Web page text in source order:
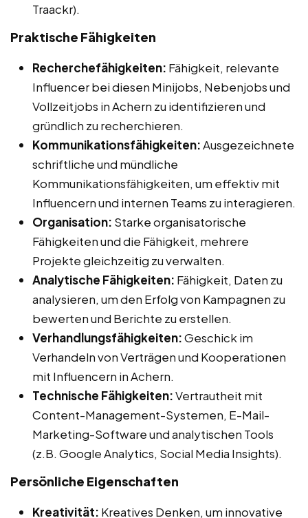
Traackr).
Praktische Fähigkeiten
Recherchefähigkeiten: Fähigkeit, relevante
Influencer bei diesen Minijobs, Nebenjobs und
Vollzeitjobs in Achern zu identifizieren und
gründlich zu recherchieren.
Kommunikationsfähigkeiten:Ausgezeichnete
schriftliche und mündliche
Kommunikationsfähigkeiten, um effektiv mit
Influencern und internen Teams zu interagieren.
Organisation: Starke organisatorische
Fähigkeiten und die Fähigkeit, mehrere
Projekte gleichzeitig zu verwalten.
Analytische Fähigkeiten: Fähigkeit, Daten zu
analysieren, um den Erfolg von Kampagnen zu
bewerten und Berichte zu erstellen.
Verhandlungsfähigkeiten:Geschick im
Verhandeln von Verträgen und Kooperationen
mit Influencern in Achern.
Technische Fähigkeiten:Vertrautheit mit
Content-Management-Systemen, E-Mail-
Marketing-Software und analytischen Tools
(z.B. Google Analytics, Social Media Insights).
Persönliche Eigenschaften
Kreativität: Kreatives Denken, um innovative